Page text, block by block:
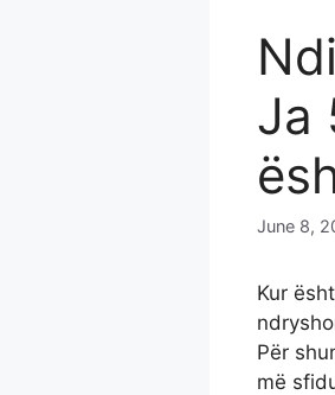
Ja
June 8,
Kur
Për
më